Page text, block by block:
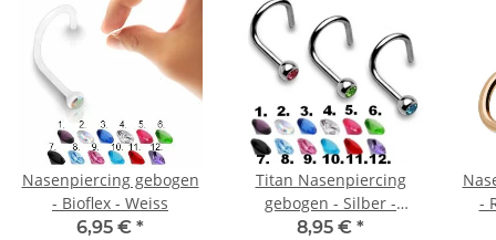
Nasenpiercing gebogen
- Bioflex - Weiss
6,95 € *
Titan Nasenpiercing
gebogen - Silber -
Kristall
8,95 € *
-